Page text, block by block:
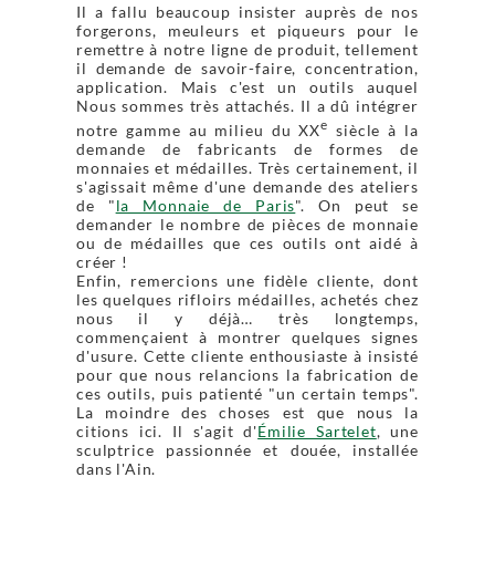
Il a fallu beaucoup insister auprès de nos
forgerons, meuleurs et piqueurs pour le
remettre à notre ligne de produit, tellement
il demande de savoir-faire, concentration,
application. Mais c'est un outils auquel
Nous sommes très attachés. Il a dû intégrer
notre gamme au milieu du XXe siècle à la
demande de fabricants de formes de
monnaies et médailles. Très certainement, il
s'agissait même d'une demande des ateliers
de "la Monnaie de Paris". On peut se
demander le nombre de pièces de monnaie
ou de médailles que ces outils ont aidé à
créer !
Enfin, remercions une fidèle cliente, dont
les quelques rifloirs médailles, achetés chez
nous il y déjà… très longtemps,
commençaient à montrer quelques signes
d'usure. Cette cliente enthousiaste à insisté
pour que nous relancions la fabrication de
ces outils, puis patienté "un certain temps".
La moindre des choses est que nous la
citions ici. Il s'agit d'Émilie Sartelet, une
sculptrice passionnée et douée, installée
dans l'Ain.